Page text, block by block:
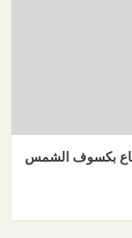
بكسوف الشمس